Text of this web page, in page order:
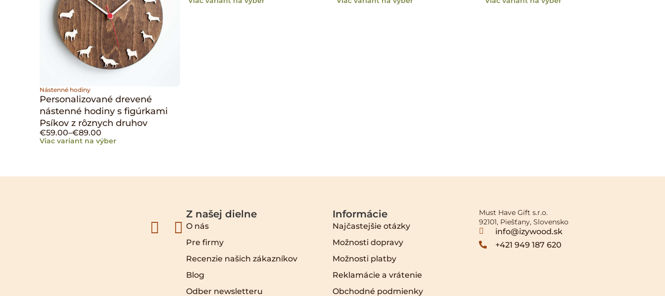
Nástenné hodiny
Personalizované drevené
nástenné hodiny s figúrkami
Psíkov z rôznych druhov
€59.00–€89.00
Viac variant na výber
Z našej dielne
O nás
Pre firmy
Recenzie našich zákazníkov
Blog
Odber newsletteru
Informácie
Najčastejšie otázky
Možnosti dopravy
Možnosti platby
Reklamácie a vrátenie
Obchodné podmienky
Must Have Gift s.r.o.
92101, Piešťany, Slovensko
info@izywood.sk
+421 949 187 620